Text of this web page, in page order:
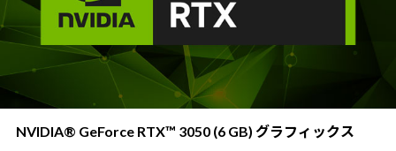
NVIDIA® GeForce RTX™ 3050 (6 GB) グラフィックス